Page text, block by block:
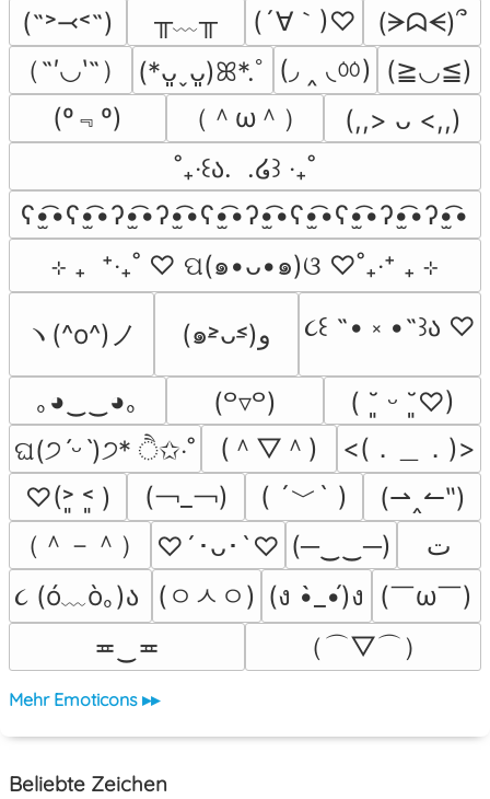
(˶˃⤙˂˶)
╥﹏╥ (´∀｀)♡
(ᗒᗣᗕ)՞
（˶′◡‵˶）
(*ᴗ͈ˬᴗ͈)ꕤ*.ﾟ (◞ ‸ ◟ㆀ) (≧◡≦)
(º﹃º)
（＾ω＾）
(,,> ᴗ <,,)
˚₊‧꒰ა.  .໒꒱ ‧₊˚
ʕ•̫͡•ʕ•̫͡•ʔ•̫͡•ʔ•̫͡•ʕ•̫͡•ʔ•̫͡•ʕ•̫͡•ʕ•̫͡•ʔ•̫͡•ʔ•̫͡•
⊹ ₊  ⁺‧₊˚ ♡ ପ(๑•ᴗ•๑)ଓ ♡˚₊‧⁺ ₊ ⊹
ヽ(^o^)ノ (๑˃̵ᴗ˂̵)و ૮꒰ ˶• ༝ •˶꒱ა ♡
｡◕‿‿◕｡ (꒪▿꒪)
( ˘͈ ᵕ ˘͈♡)
ଘ(੭ˊᵕˋ)੭* ੈ✩‧˚
(＾▽＾)
<(．＿．)>
♡(˃͈ ˂͈ )
(￢_￢) ( ´﹀` )
(⇀‸↼‶)
（＾－＾）
♡´･ᴗ･`♡ (─‿‿─)
ﺕ
૮ (ó﹏ò｡)ა
(ㅇㅅㅇ) (ง •̀_•́)ง
(￣ω￣﻿)
≖‿≖
（⌒▽⌒）
Mehr Emoticons ▸▸
Beliebte Zeichen